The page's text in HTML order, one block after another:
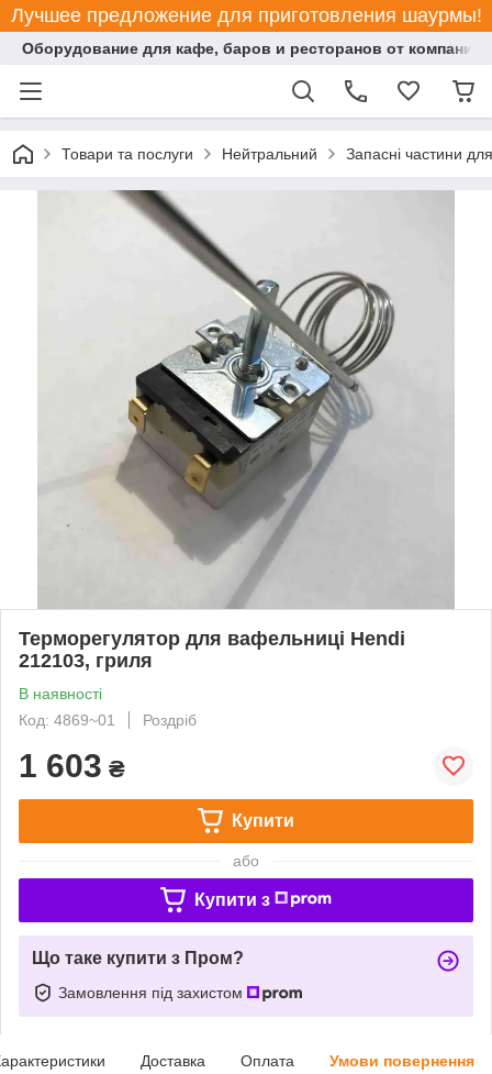
Лучшее предложение для приготовления шаурмы!
Оборудование для кафе, баров и ресторанов от компании
Товари та послуги Нейтральний Запасні частини
Терморегулятор для вафельниці Hendi
212103, гриля
В наявності
Код: 4869~01
Роздріб
1 603 ₴
Купити
або
Купити з
Що таке купити з Пром?
Замовлення під захистом
Доставка Оплата Умови повернення